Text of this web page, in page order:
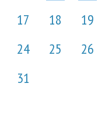
17
18 19
24
25 26
31